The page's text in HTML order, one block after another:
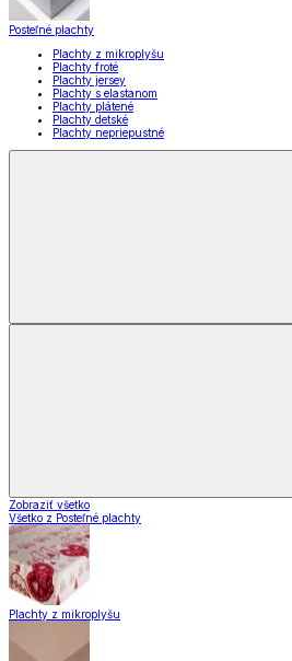
Posteľné plachty
Plachty z mikroplyšu
Plachty froté
Plachty jersey
Plachty s elastanom
Plachty plátené
Plachty detské
Plachty nepriepustné
Zobraziť všetko
Všetko z Posteľné plachty
Plachty z mikroplyšu